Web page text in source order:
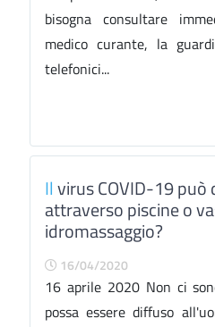
bisogna consultare
medico curante, la
telefonici...
Ilvirus COVID-19
attraverso piscine o
idromassaggio?
16/04/2020
16 aprile 2020 Non ci
possa essere diffuso